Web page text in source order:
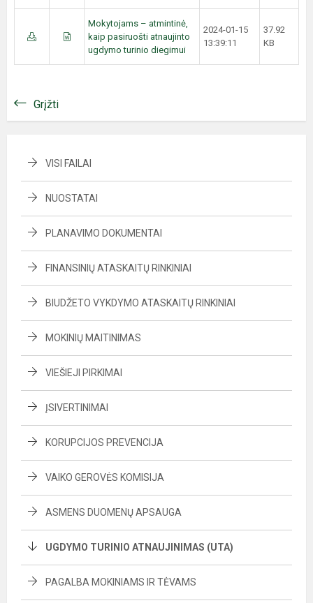
Mokytojams – atmintinė,
kaip pasiruošti atnaujinto
ugdymo turinio diegimui
2024-01-15
13:39:11
37.92
KB
Grįžti
VISI FAILAI
NUOSTATAI
PLANAVIMO DOKUMENTAI
FINANSINIŲ ATASKAITŲ RINKINIAI
BIUDŽETO VYKDYMO ATASKAITŲ RINKINIAI
MOKINIŲ MAITINIMAS
VIEŠIEJI PIRKIMAI
ĮSIVERTINIMAI
KORUPCIJOS PREVENCIJA
VAIKO GEROVĖS KOMISIJA
ASMENS DUOMENŲ APSAUGA
UGDYMO TURINIO ATNAUJINIMAS (UTA)
PAGALBA MOKINIAMS IR TĖVAMS